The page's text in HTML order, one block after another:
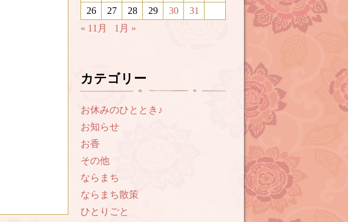
26
27 28 29 30
31
« 11月
1月 »
カテゴリー
お休みのひととき♪
お知らせ
お香
その他
ならまち
ならまち散策
ひとりごと